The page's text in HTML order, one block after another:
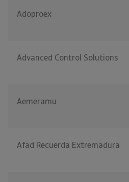
Adoproex
Advanced Control Solutions
Aemeramu
Afad Recuerda Extremadura